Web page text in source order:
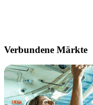
Verbundene Märkte